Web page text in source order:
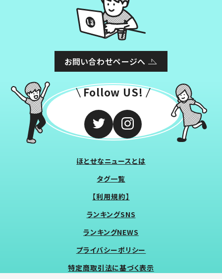
お問い合わせページへ
Follow US!
ほとせなニュースとは
タグ一覧
【利用規約】
ランキングSNS
ランキングNEWS
プライバシーポリシー
特定商取引法に基づく表示